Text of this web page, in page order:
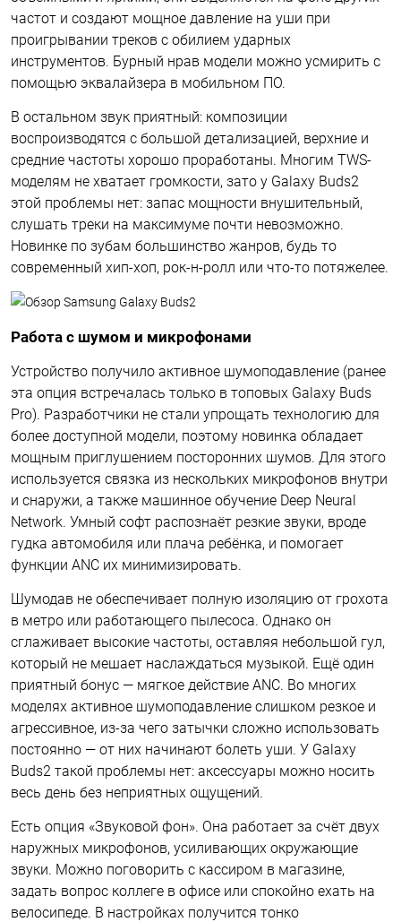
частот и создают мощное давление на уши при
проигрывании треков с обилием ударных
инструментов. Бурный нрав модели можно усмирить с
помощью эквалайзера в мобильном ПО.
В остальном звук приятный: композиции
воспроизводятся с большой детализацией, верхние и
средние частоты хорошо проработаны. Многим TWS-
моделям не хватает громкости, зато у Galaxy Buds2
этой проблемы нет: запас мощности внушительный,
слушать треки на максимуме почти невозможно.
Новинке по зубам большинство жанров, будь то
современный хип-хоп, рок-н-ролл или что-то потяжелее.
Работа с шумом и микрофонами
Устройство получило активное шумоподавление (ранее
эта опция встречалась только в топовых Galaxy Buds
Pro). Разработчики не стали упрощать технологию для
более доступной модели, поэтому новинка обладает
мощным приглушением посторонних шумов. Для этого
используется связка из нескольких микрофонов внутри
и снаружи, а также машинное обучение Deep Neural
Network. Умный софт распознаёт резкие звуки, вроде
гудка автомобиля или плача ребёнка, и помогает
функции ANC их минимизировать.
Шумодав не обеспечивает полную изоляцию от грохота
в метро или работающего пылесоса. Однако он
сглаживает высокие частоты, оставляя небольшой гул,
который не мешает наслаждаться музыкой. Ещё один
приятный бонус — мягкое действие ANC. Во многих
моделях активное шумоподавление слишком резкое и
агрессивное, из-за чего затычки сложно использовать
постоянно — от них начинают болеть уши. У Galaxy
Buds2 такой проблемы нет: аксессуары можно носить
весь день без неприятных ощущений.
Есть опция «Звуковой фон». Она работает за счёт двух
наружных микрофонов, усиливающих окружающие
звуки. Можно поговорить с кассиром в магазине,
задать вопрос коллеге в офисе или спокойно ехать на
велосипеде. В настройках получится тонко